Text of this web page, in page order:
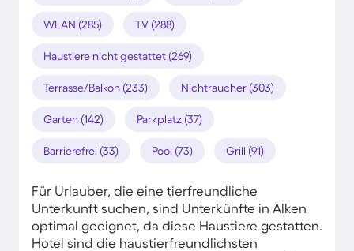
WLAN (285) TV (288)
Haustiere nicht gestattet (269)
Terrasse/Balkon (233) Nichtraucher (303)
Garten (142) Parkplatz (37)
Barrierefrei (33) Pool (73) Grill (91)
Für Urlauber, die eine tierfreundliche
Unterkunft suchen, sind Unterkünfte in Alken
optimal geeignet, da diese Haustiere gestatten.
Hotel sind die haustierfreundlichsten